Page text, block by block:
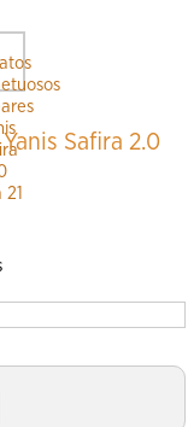
Safira 2.0